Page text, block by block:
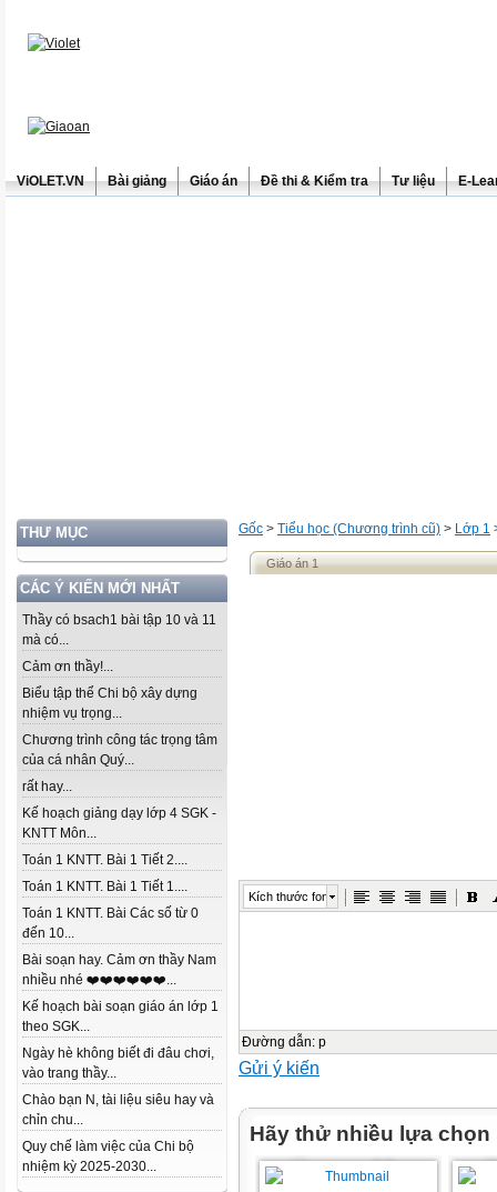
ViOLET.VN Bài giảng Giáo án Đề thi & Kiểm tra Tư liệu E-
THƯ MỤC
CÁC Ý KIẾN MỚI NHẤT
Thầy có bsach1 bài tập 10 và 11
mà có...
Cảm ơn thầy!...
Biểu tập thể Chi bộ xây dựng
nhiệm vụ trọng...
Chương trình công tác trọng tâm
của cá nhân Quý...
rất hay...
Kế hoạch giảng dạy lớp 4 SGK -
KNTT Môn...
Toán 1 KNTT. Bài 1 Tiết 2....
Toán 1 KNTT. Bài 1 Tiết 1....
Toán 1 KNTT. Bài Các số từ 0
đến 10...
Bài soạn hay. Cảm ơn thầy Nam
nhiều nhé ❤️❤️❤️❤️❤️❤️...
Kế hoạch bài soạn giáo án lớp 1
theo SGK...
Ngày hè không biết đi đâu chơi,
vào trang thầy...
Chào bạn N, tài liệu siêu hay và
chỉn chu...
Quy chế làm việc của Chi bộ
nhiệm kỳ 2025-2030...
Gốc > Tiểu học (Chương trình cũ) > Lớp 1
Giáo án 1
Kích thước font
Đường dẫn: p
Gửi ý kiến
Hãy thử nhiều lựa chọn